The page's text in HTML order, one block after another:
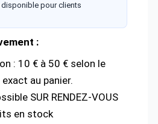
pour clients
:
: 10 € à 50 € selon le
au panier.
SUR RENDEZ-VOUS
en stock